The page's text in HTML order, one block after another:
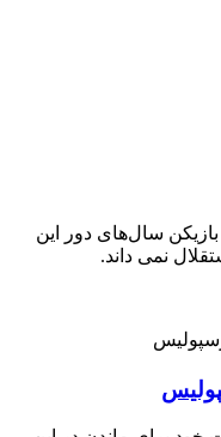
بازیکن سال‌های دور این
نمی داند.